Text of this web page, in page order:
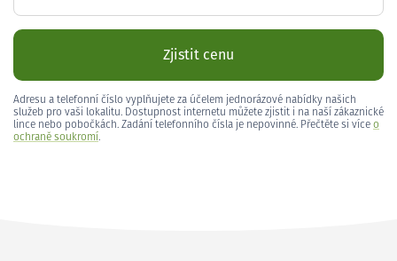
Zjistit cenu
Adresu a telefonní číslo vyplňujete za účelem jednorázové nabídky našich
služeb pro vaši lokalitu. Dostupnost internetu můžete zjistit i na naší zákaznické
lince nebo pobočkách. Zadání telefonního čísla je nepovinné. Přečtěte si více o
ochraně soukromí.